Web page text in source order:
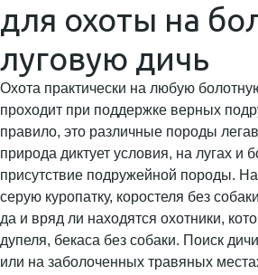
для охоты на
луговую дичь
Охота практически на любую
проходит при поддержке верных
правило, это различные породы
природа диктует условия, на лугах и
присутствие подружейной породы.
серую куропатку, коростеля без
да и вряд ли находятся охотники,
дупеля, бекаса без собаки. Поиск
или на заболоченных травяных